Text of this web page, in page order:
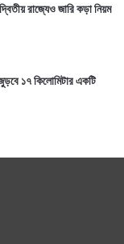
রাজ্যেও জারি কড়া নিয়ম
১৭ কিলোমিটার একটি